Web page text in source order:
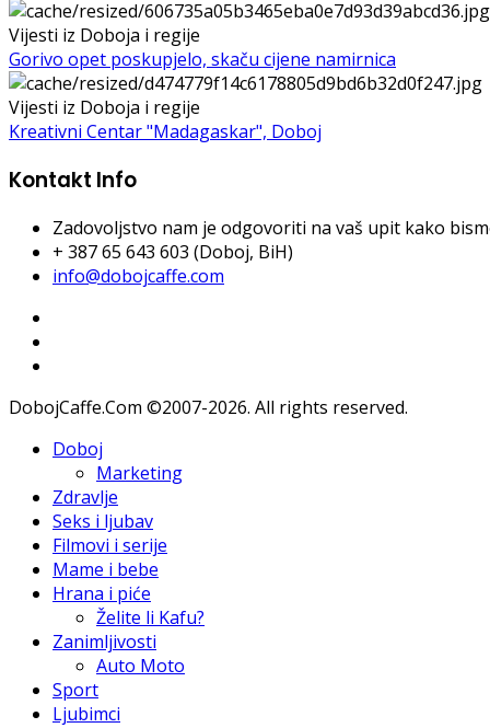
Vijesti iz Doboja i regije
Gorivo opet poskupjelo, skaču cijene namirnica
Vijesti iz Doboja i regije
Kreativni Centar "Madagaskar", Doboj
Kontakt Info
Zadovoljstvo nam je odgovoriti na vaš upit kako
+ 387 65 643 603 (Doboj, BiH)
info@dobojcaffe.com
DobojCaffe.Com ©2007-2026. All rights reserved.
Doboj
Marketing
Zdravlje
Seks i ljubav
Filmovi i serije
Mame i bebe
Hrana i piće
Želite li Kafu?
Zanimljivosti
Auto Moto
Sport
Ljubimci